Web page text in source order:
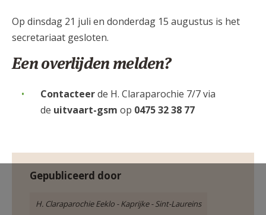
Op dinsdag 21 juli en donderdag 15 augustus is het
secretariaat gesloten.
Een overlijden melden?
Contacteerde H. Claraparochie 7/7 via
de uitvaart-gsm op 0475 32 38 77
Gepubliceerd door
H. Claraparochie Eeklo - Kaprijke - Sint-Laureins